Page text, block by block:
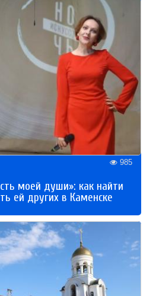
985
моей души»: как найти
ей других в Каменске